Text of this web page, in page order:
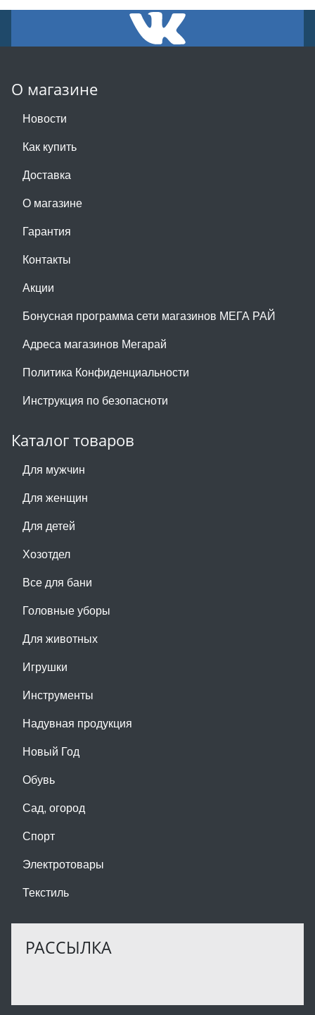
О магазине
Новости
Как купить
Доставка
О магазине
Гарантия
Контакты
Акции
Бонусная программа сети магазинов МЕГА РАЙ
Адреса магазинов Мегарай
Политика Конфиденциальности
Инструкция по безопасноти
Каталог товаров
Для мужчин
Для женщин
Для детей
Хозотдел
Все для бани
Головные уборы
Для животных
Игрушки
Инструменты
Надувная продукция
Новый Год
Обувь
Сад, огород
Спорт
Электротовары
Текстиль
РАССЫЛКА